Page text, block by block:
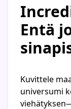
Entä
Kuvittele
universumi